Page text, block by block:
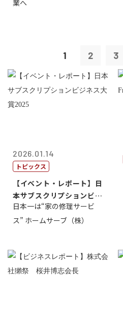
業へ
1 2 3
2026.01.14
トピックス
【イベント・レポート】日
本サブスクリプションビジ
ネス大賞20...
日本一は“家の修理サービ
ス” ホームサーブ（株）